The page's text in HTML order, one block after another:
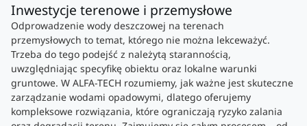
Inwestycje terenowe i przemysłowe
Odprowadzenie wody deszczowej na terenach
przemysłowych to temat, którego nie można lekceważyć.
Trzeba do tego podejść z należytą starannością,
uwzględniając specyfikę obiektu oraz lokalne warunki
gruntowe. W ALFA-TECH rozumiemy, jak ważne jest skuteczne
zarządzanie wodami opadowymi, dlatego oferujemy
kompleksowe rozwiązania, które ograniczają ryzyko zalania